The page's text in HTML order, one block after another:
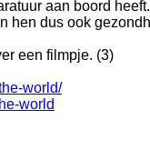
aan boord
hen dus ook
een filmpje. (3)
world/
world